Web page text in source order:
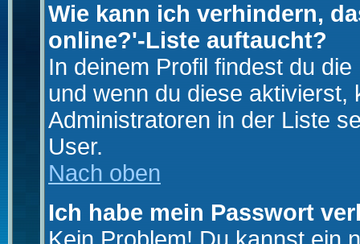
Wie kann ich verhindern,
online?'-Liste auftaucht?
In deinem Profil findest du
und wenn du diese aktivierst,
Administratoren in der Liste
User.
Nach oben
Ich habe mein Passwort